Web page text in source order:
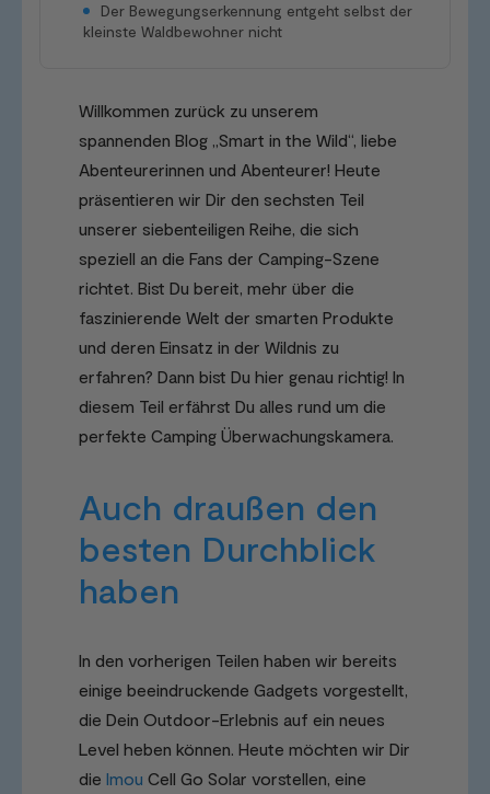
Der Bewegungserkennung entgeht selbst der
kleinste Waldbewohner nicht
Willkommen zurück zu unserem
spannenden Blog „Smart in the Wild“, liebe
Abenteurerinnen und Abenteurer! Heute
präsentieren wir Dir den sechsten Teil
unserer siebenteiligen Reihe, die sich
speziell an die Fans der Camping-Szene
richtet. Bist Du bereit, mehr über die
faszinierende Welt der smarten Produkte
und deren Einsatz in der Wildnis zu
erfahren? Dann bist Du hier genau richtig! In
diesem Teil erfährst Du alles rund um die
perfekte Camping Überwachungskamera.
Auch draußen den
besten Durchblick
haben
In den vorherigen Teilen haben wir bereits
einige beeindruckende Gadgets vorgestellt,
die Dein Outdoor-Erlebnis auf ein neues
Level heben können. Heute möchten wir Dir
die Imou Cell Go Solar vorstellen, eine